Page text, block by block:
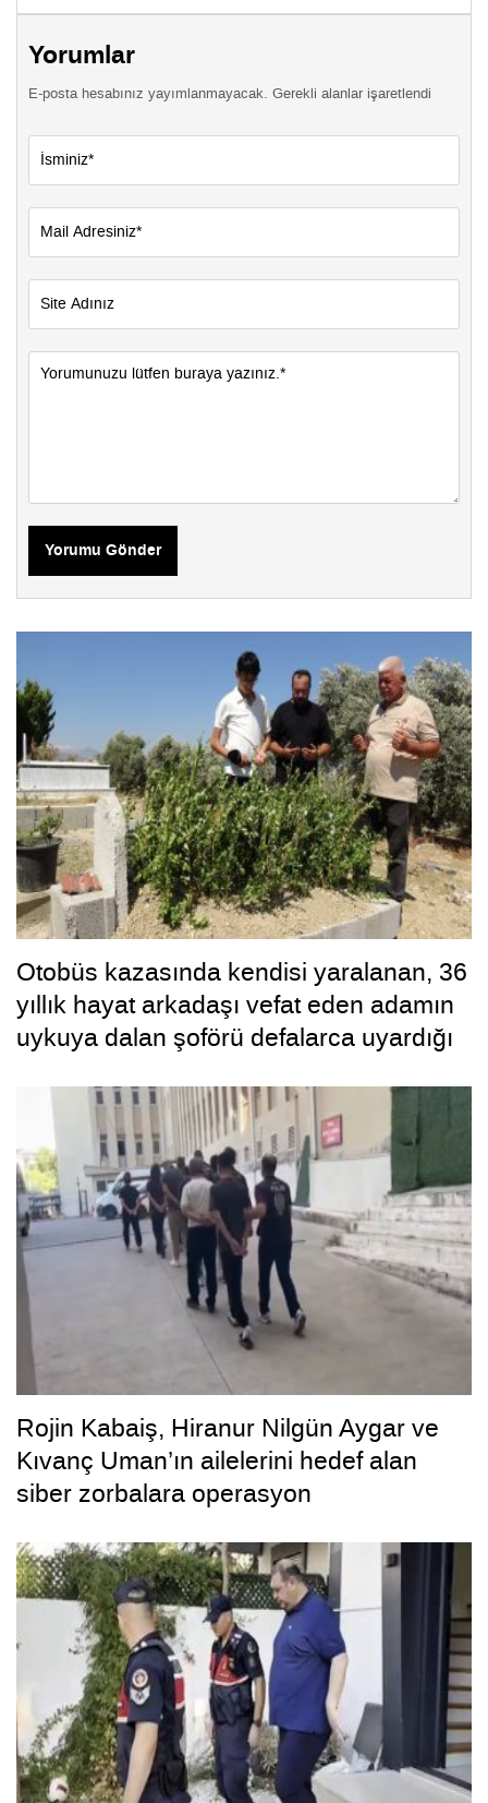
Yorumlar
E-posta hesabınız yayımlanmayacak. Gerekli alanlar işaretlendi
Yorumu Gönder
Otobüs kazasında kendisi yaralanan, 36
yıllık hayat arkadaşı vefat eden adamın
uykuya dalan şoförü defalarca uyardığı
Rojin Kabaiş, Hiranur Nilgün Aygar ve
Kıvanç Uman’ın ailelerini hedef alan
siber zorbalara operasyon